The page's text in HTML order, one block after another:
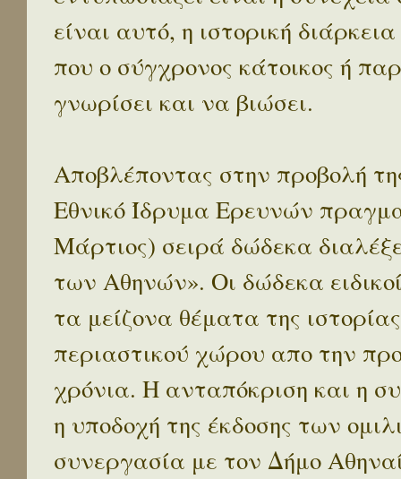
είναι αυτό, η ιστορική
που ο σύγχρονος κάτοικος ή
γνωρίσει και να βιώσει.
Αποβλέποντας στην προβολή
Εθνικό Ίδρυμα Ερευνών
Μάρτιος) σειρά δώδεκα
των Αθηνών». Οι δώδεκα
τα μείζονα θέματα της
περιαστικού χώρου απο την
χρόνια. Η ανταπόκριση και η
η υποδοχή της έκδοσης των
συνεργασία με τον Δήμο